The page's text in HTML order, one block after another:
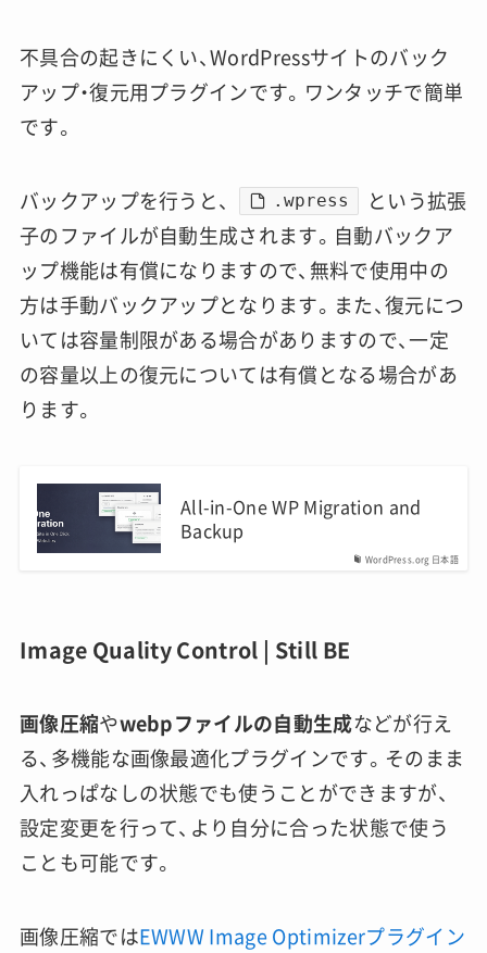
不具合の起きにくい、WordPressサイトのバック
アップ・復元用プラグインです。ワンタッチで簡単
です。
バックアップを行うと、 .wpress
という拡張
子のファイルが自動生成されます。自動バックア
ップ機能は有償になりますので、無料で使用中の
方は手動バックアップとなります。また、復元につ
いては容量制限がある場合がありますので、一定
の容量以上の復元については有償となる場合があ
ります。
WordPress.org 日本語
All-in-One WP Migration and
Backup
Image Quality Control | Still BE
画像圧縮やwebpファイルの自動生成などが行え
る、多機能な画像最適化プラグインです。そのまま
入れっぱなしの状態でも使うことができますが、
設定変更を行って、より自分に合った状態で使う
ことも可能です。
画像圧縮ではEWWW Image Optimizerプラグイン